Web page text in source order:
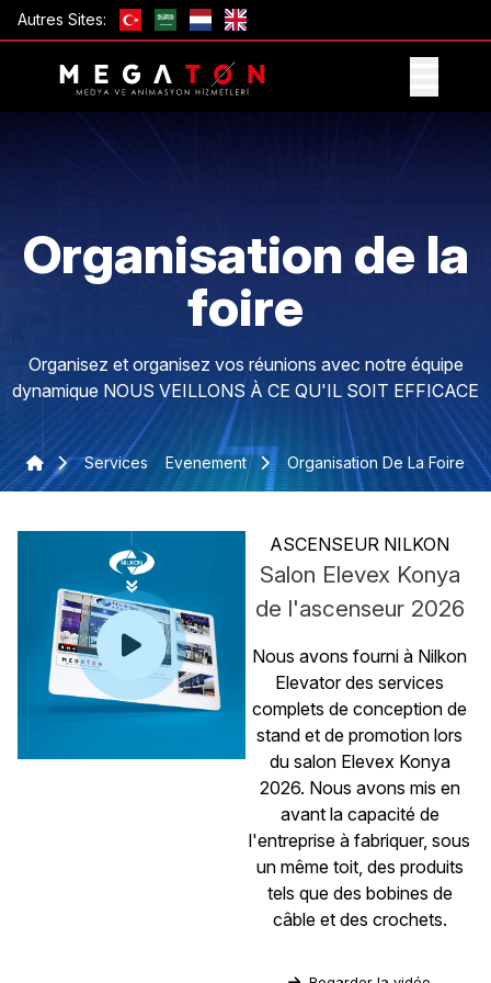
Autres Sites:
Organisation de la
foire
Organisez et organisez vos réunions avec notre équipe
dynamique NOUS VEILLONS À CE QU'IL SOIT EFFICACE
Services Evenement Organisation De La Foire
ASCENSEUR NILKON
Salon Elevex Konya
de l'ascenseur 2026
Nous avons fourni à Nilkon
Elevator des services
complets de conception de
stand et de promotion lors
du salon Elevex Konya
2026. Nous avons mis en
avant la capacité de
l'entreprise à fabriquer, sous
un même toit, des produits
tels que des bobines de
câble et des crochets.